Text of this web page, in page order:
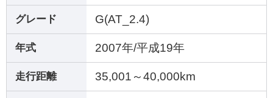
グレード G(AT_2.4)
年式 2007年/平成19年
走行距離 35,001～40,000km